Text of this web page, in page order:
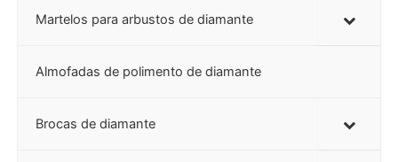
Martelos para arbustos de diamante
Almofadas de polimento de diamante
Brocas de diamante